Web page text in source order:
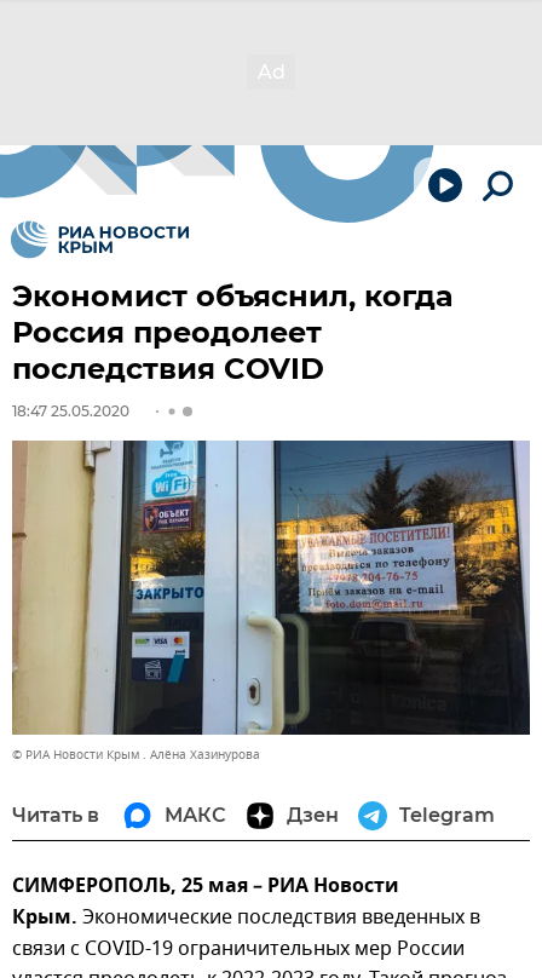
Экономист объяснил, когда
Россия преодолеет
последствия COVID
18:47 25.05.2020
© РИА Новости Крым . Алёна Хазинурова
Читать в МАКС Дзен Telegram
СИМФЕРОПОЛЬ, 25 мая – РИА Новости
Крым. Экономические последствия введенных в
связи с COVID-19 ограничительных мер России